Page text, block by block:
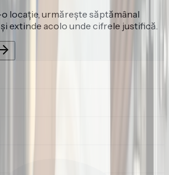
locație, urmărește săptămânal
extinde acolo unde cifrele justifică.